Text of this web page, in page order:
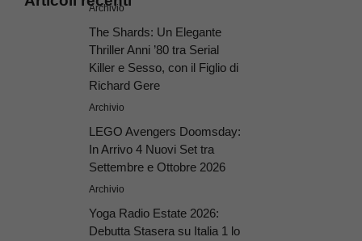
Archivio
The Shards: Un Elegante
Thriller Anni ’80 tra Serial
Killer e Sesso, con il Figlio di
Richard Gere
Archivio
LEGO Avengers Doomsday:
In Arrivo 4 Nuovi Set tra
Settembre e Ottobre 2026
Archivio
Yoga Radio Estate 2026:
Debutta Stasera su Italia 1 lo